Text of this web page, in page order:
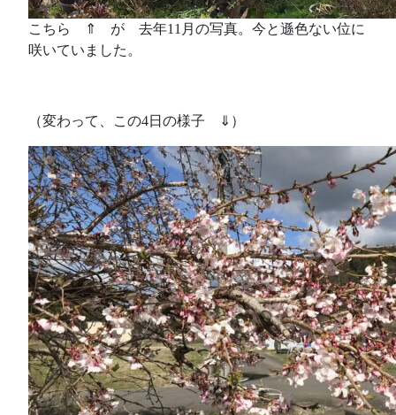
こちら ⇑ が 去年11月の写真。今と遜色ない位に
咲いていました。
（変わって、この4日の様子 ⇓）